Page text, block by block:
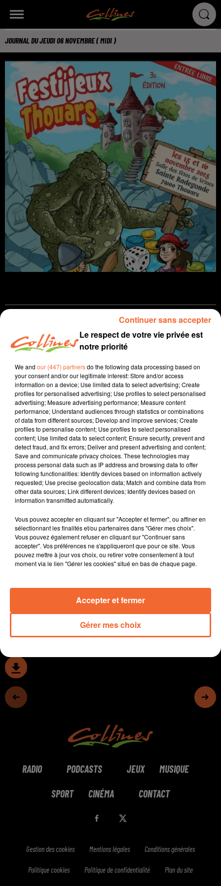
JOURNAL DU JEUDI 06 NOVEMBRE ( MIDI )
6 novembre 2025 - 14 min 2 sec
JOURNAL DU JEUDI 06 NOVEMBRE ( MIDI )
Patrice Bémanangy
L'info près de chez vous
L'usine de traitement et de valorisation des déchets du
SMITED79 à Champdeniers n'atteint pas encore sa
pleine capacité d'exploitation ce qui n'est pas sans
conséquences.
Le retour de la grippe aviaire et avec elle la claustration
des volailles de plein air ce que dénoncent les éleveurs
concernés.
Face la baisse annoncée des subventions, les
communauté d'agglo du bocage bressuirais.
Opposés il y a 6 ans, Benoit Belgy intègrera la liste du
maire sortant de Cerizay Johnny Brosseau lors des
municipales de mars 2026.
Non plus 4 jours mais 2. La 3ème édition de FestiJeux
RADIO PODCASTS JEUX MUSIQUE
SPORT CINÉMA CONTACT
Gestion des cookies Mentions légales Conditions générales
Politique cookies Politique de confidentialité Plan du site
Le respect de votre vie privée est
notre priorité
We and our (447) partnersdo the following data processing based on
your consent and/or our legitimate interest: Store and/or access
information on a device; Use limited data to select advertising; Create
profiles for personalised advertising; Use profiles to select personalised
advertising; Measure advertising performance; Measure content
performance; Understand audiences through statistics or combinations
of data from different sources; Develop and improve services; Create
profiles to personalise content; Use profiles to select personalised
content; Use limited data to select content; Ensure security, prevent and
detect fraud, and fix errors; Deliver and present advertising and content;
Save and communicate privacy choices. These technologies may
process personal data such as IP address and browsing data to offer
following functionalities: Identify devices based on information actively
requested; Use precise geolocation data; Match and combine data from
other data sources; Link different devices; Identify devices based on
information transmitted automatically.
Vous pouvez accepter en cliquant sur "Accepter et fermer", ou affiner en
sélectionnant les finalités et/ou partenaires dans "Gérer mes choix".
Vous pouvez également refuser en cliquant sur "Continuer sans
accepter". Vos préférences ne s'appliqueront que pour ce site. Vous
pouvez mettre à jour vos choix, ou retirer votre consentement à tout
moment via le lien "Gérer les cookies" situé en bas de chaque page.
Gérer mes choix
Accepter et fermer
Continuer sans accepter